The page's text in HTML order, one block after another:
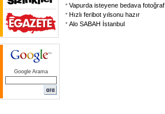
Google Arama
Vapurda isteyene bedava fotoğraf
Hızlı feribot yılsonu hazır
Alo SABAH İstanbul